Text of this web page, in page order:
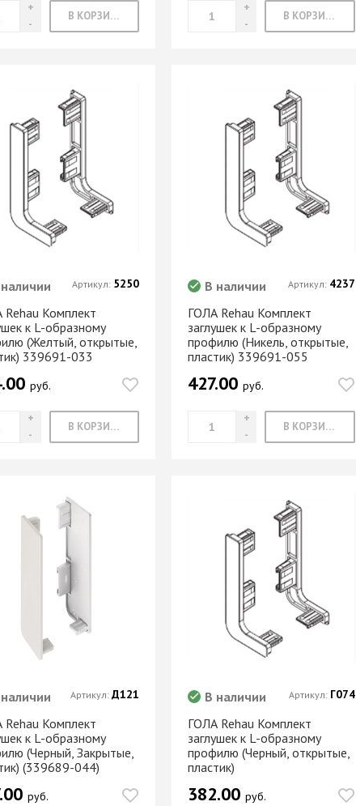
Замки мебельные
В КОРЗИНУ В КОРЗИНУ
Rehau Комплект
к L-образному
(Желтый, открытые,
339691-033
руб.
В КОРЗИНУ
Артикул: 5250
ГОЛА Rehau Комплект
заглушек к L-образному
профилю (Никель, открытые,
пластик) 339691-055
В наличии
427.00руб.
В КОРЗИНУ
Артикул: 4237
Rehau Комплект
к L-образному
(Черный, Закрытые,
(339689-044)
руб.
Артикул:Д121
ГОЛА Rehau Комплект
заглушек к L-образному
профилю (Черный, открытые,
пластик)
В наличии
382.00руб.
Артикул: Г074